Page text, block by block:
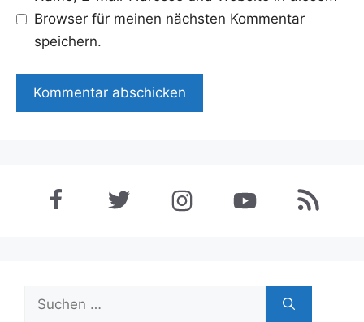
Browser für meinen nächsten Kommentar
speichern.
Suchen